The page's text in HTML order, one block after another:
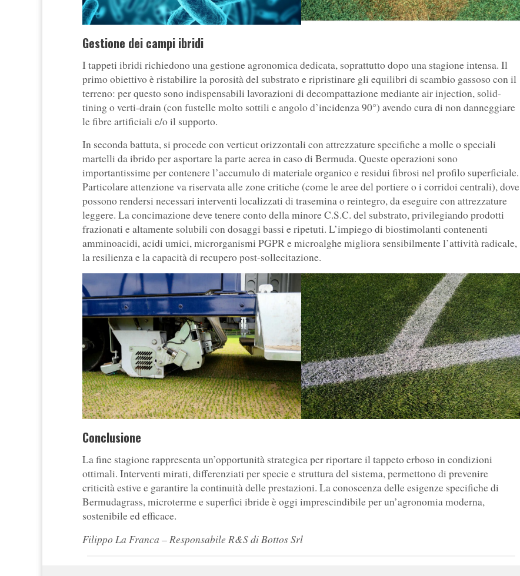
Gestione dei campi ibridi
I tappeti ibridi richiedono una gestione agronomica dedicata, soprattutto dopo una stagione intensa. Il
primo obiettivo è ristabilire la porosità del substrato e ripristinare gli equilibri di scambio gassoso con il
terreno: per questo sono indispensabili lavorazioni di decompattazione mediante air injection, solid-
tining o verti-drain (con fustelle molto sottili e angolo d’incidenza 90°) avendo cura di non danneggiare
le fibre artificiali e/o il supporto.
In seconda battuta, si procede con verticut orizzontali con attrezzature specifiche a molle o speciali
martelli da ibrido per asportare la parte aerea in caso di Bermuda. Queste operazioni sono
importantissime per contenere l’accumulo di materiale organico e residui fibrosi nel profilo superficiale.
Particolare attenzione va riservata alle zone critiche (come le aree del portiere o i corridoi centrali), dove
possono rendersi necessari interventi localizzati di trasemina o reintegro, da eseguire con attrezzature
leggere. La concimazione deve tenere conto della minore C.S.C. del substrato, privilegiando prodotti
frazionati e altamente solubili con dosaggi bassi e ripetuti. L’impiego di biostimolanti contenenti
amminoacidi, acidi umici, microrganismi PGPR e microalghe migliora sensibilmente l’attività radicale,
la resilienza e la capacità di recupero post-sollecitazione.
Conclusione
La fine stagione rappresenta un’opportunità strategica per riportare il tappeto erboso in condizioni
ottimali. Interventi mirati, differenziati per specie e struttura del sistema, permettono di prevenire
criticità estive e garantire la continuità delle prestazioni. La conoscenza delle esigenze specifiche di
Bermudagrass, microterme e superfici ibride è oggi imprescindibile per un’agronomia moderna,
sostenibile ed efficace.
Filippo La Franca – Responsabile R&S di Bottos Srl